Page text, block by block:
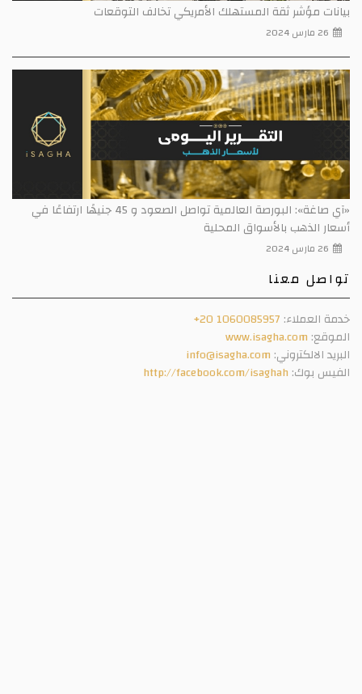
بيانات مؤشر ثقة المستهلك الأمريكي تخالف التوقعات
26 مارس 2024
«آي صاغة»: البورصة العالمية تواصل الصعود و 45 جنيهًا ارتفاعًا في
أسعار الذهب بالأسواق المحلية
26 مارس 2024
تواصل معنا
خدمة العملاء: +20 1060085957
الموقع: www.isagha.com
البريد الالكتروني: info@isagha.com
الفيس بوك: http://facebook.com/isaghah